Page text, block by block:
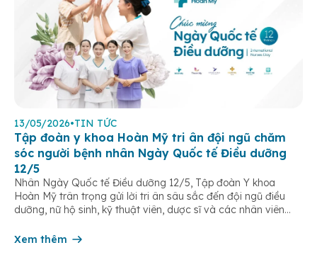
13/05/2026•TIN TỨC
Tập đoàn y khoa Hoàn Mỹ tri ân đội ngũ chăm
sóc người bệnh nhân Ngày Quốc tế Điều dưỡng
12/5
Nhân Ngày Quốc tế Điều dưỡng 12/5, Tập đoàn Y khoa
Hoàn Mỹ trân trọng gửi lời tri ân sâu sắc đến đội ngũ điều
dưỡng, nữ hộ sinh, kỹ thuật viên, dược sĩ và các nhân viên
âm thầm đồng hành trên […]
Xem thêm